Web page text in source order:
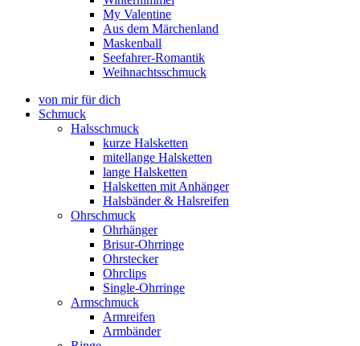
My Valentine
Aus dem Märchenland
Maskenball
Seefahrer-Romantik
Weihnachtsschmuck
von mir für dich
Schmuck
Halsschmuck
kurze Halsketten
mitellange Halsketten
lange Halsketten
Halsketten mit Anhänger
Halsbänder & Halsreifen
Ohrschmuck
Ohrhänger
Brisur-Ohrringe
Ohrstecker
Ohrclips
Single-Ohrringe
Armschmuck
Armreifen
Armbänder